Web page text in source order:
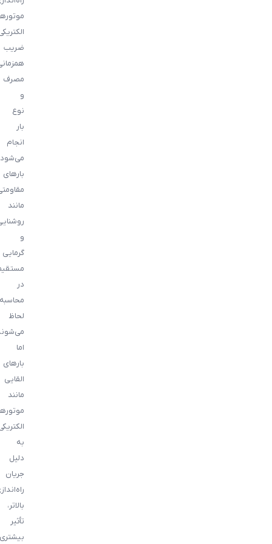
ضریب
مصرف
و
نوع
بار
انجام
بارهای
مانند
و
گرمایی
در
محاسبه
لحاظ
اما
بارهای
القایی
مانند
به
دلیل
جریان
بالاتر،
تأثیر
بیشتری